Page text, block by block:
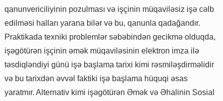
qanunvericiliyinin pozulması və işçinin müqaviləsiz işə cəlb
edilməsi halları yarana bilər və bu, qanunla qadağandır.
Praktikada texniki problemlər səbəbindən gecikmə olduqda,
işəgötürən işçinin əmək müqaviləsinin elektron imza ilə
təsdiqləndiyi günü işə başlama tarixi kimi rəsmiləşdirməlidir
və bu tarixdən əvvəl faktiki işə başlama hüquqi əsas
yaratmır. Alternativ kimi işəgötürən Əmək və Əhalinin Sosial